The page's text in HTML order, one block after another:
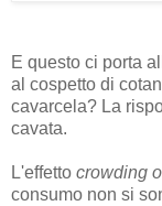
E questo ci porta
al cospetto di
cavarcela? La
cavata.
L'effetto crowding
consumo non si